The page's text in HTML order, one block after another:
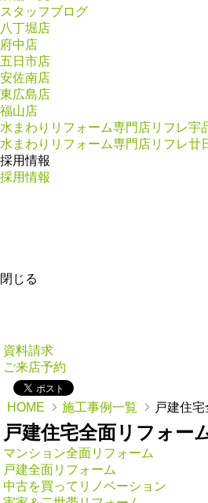
スタッフブログ
八丁堀店
府中店
五日市店
安佐南店
東広島店
福山店
水まわりリフォーム専門店リフレ宇
水まわりリフォーム専門店リフレ廿
採用情報
採用情報
閉じる
資料請求
ご来店予約
HOME 施工事例一覧 戸建住
戸建住宅全面リフォー
マンション全面リフォーム
戸建全面リフォーム
中古を買ってリノベーション